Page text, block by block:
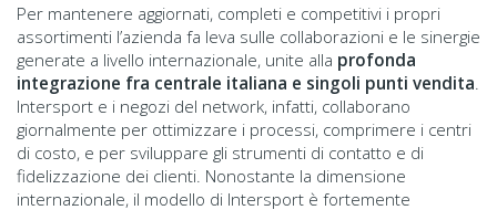
Per mantenere aggiornati, completi e competitivi i propri
assortimenti l’azienda fa leva sulle collaborazioni e le sinergie
generate a livello internazionale, unite alla profonda
integrazione fra centrale italiana e singoli punti vendita
Intersport e i negozi del network, infatti, collaborano
giornalmente per ottimizzare i processi, comprimere i centri
di costo, e per sviluppare gli strumenti di contatto e di
fidelizzazione dei clienti. Nonostante la dimensione
internazionale, il modello di Intersport è fortemente